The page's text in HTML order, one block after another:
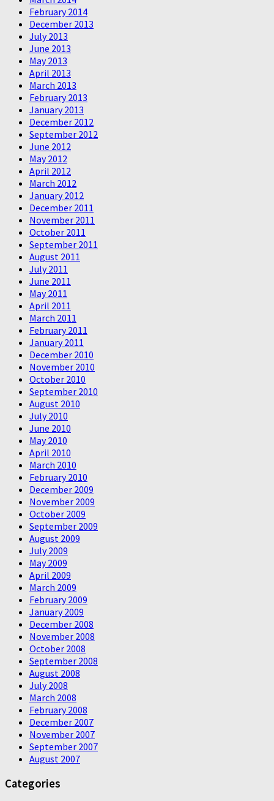
February 2014
December 2013
July 2013
June 2013
May 2013
April 2013
March 2013
February 2013
January 2013
December 2012
September 2012
June 2012
May 2012
April 2012
March 2012
January 2012
December 2011
November 2011
October 2011
September 2011
August 2011
July 2011
June 2011
May 2011
April 2011
March 2011
February 2011
January 2011
December 2010
November 2010
October 2010
September 2010
August 2010
July 2010
June 2010
May 2010
April 2010
March 2010
February 2010
December 2009
November 2009
October 2009
September 2009
August 2009
July 2009
May 2009
April 2009
March 2009
February 2009
January 2009
December 2008
November 2008
October 2008
September 2008
August 2008
July 2008
March 2008
February 2008
December 2007
November 2007
September 2007
August 2007
Categories